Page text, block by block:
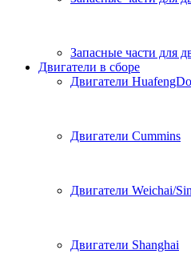
Запасные части для
Двигатели в сборе
Двигатели
Двигатели Cummins
Двигатели Weichai/
Двигатели Shanghai